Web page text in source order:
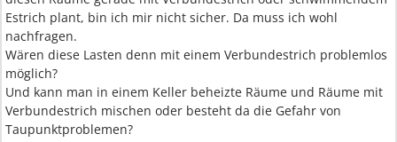
Estrich plant, bin ich mir nicht sicher. Da muss ich wohl
nachfragen.
Wären diese Lasten denn mit einem Verbundestrich problemlos
möglich?
Und kann man in einem Keller beheizte Räume und Räume mit
Verbundestrich mischen oder besteht da die Gefahr von
Taupunktproblemen?